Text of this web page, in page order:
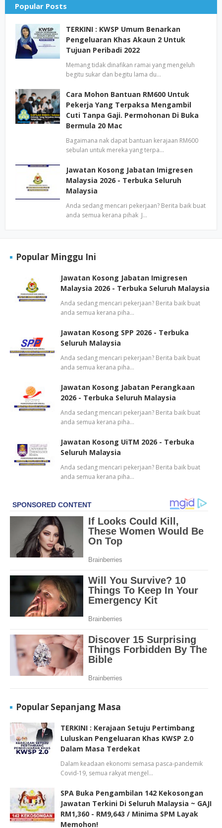
Popular Posts
TERKINI : KWSP Umum Benarkan
Pengeluaran Khas Akaun 2 Untuk
Tujuan Peribadi 2022
Memang tidak dinafikan ramai yang mengeluh
begitu sukar dan begitu lama du…
Cara Mohon Bantuan RM600 Untuk
Pekerja Yang Terpaksa Mengambil
Cuti Tanpa Gaji. Permohonan Di Buka
Bermula 20 Mac
Bagaimana nak dapat bantuan kerajaan RM600
sebulan untuk mereka yang terpa…
Jawatan Kosong Jabatan Imigresen
Malaysia 2026 - Terbuka Seluruh
Malaysia
Anda sedang mencari pekerjaan? Berita baik buat
anda semua kerana pihak J…
Popular Minggu Ini
Jawatan Kosong Jabatan Imigresen
Malaysia 2026 - Terbuka Seluruh Malaysia
Anda sedang mencari pekerjaan? Berita baik buat
anda semua kerana piha…
Jawatan Kosong SPP 2026 - Terbuka
Seluruh Malaysia
Anda sedang mencari pekerjaan? Berita baik buat
anda semua kerana piha…
Jawatan Kosong Jabatan Perangkaan
2026 - Terbuka Seluruh Malaysia
Anda sedang mencari pekerjaan? Berita baik buat
anda semua kerana piha…
Jawatan Kosong UiTM 2026 - Terbuka
Seluruh Malaysia
Anda sedang mencari pekerjaan? Berita baik buat
anda semua kerana piha…
Popular Sepanjang Masa
TERKINI : Kerajaan Setuju Pertimbang
Luluskan Pengeluaran Khas KWSP 2.0
Dalam Masa Terdekat
Dalam keadaan ekonomi semasa pasca-pandemik
Covid-19, semua rakyat mengel…
SPA Buka Pengambilan 142 Kekosongan
Jawatan Terkini Di Seluruh Malaysia ~ GAJI
RM1,360 - RM9,643 / Minima SPM Layak
Memohon!